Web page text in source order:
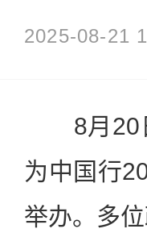
2025-08-21
8月20日
为中国行
举办。多